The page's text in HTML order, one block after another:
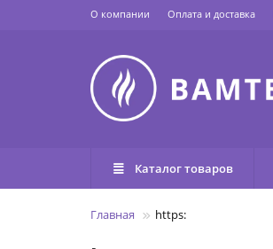
О компании Оплата и доставка
Каталог товаров
Главная https: